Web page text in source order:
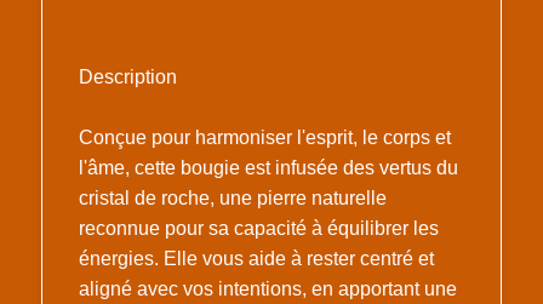
Description
Conçue pour harmoniser l'esprit, le corps et
l'âme, cette bougie est infusée des vertus du
cristal de roche, une pierre naturelle
reconnue pour sa capacité à équilibrer les
énergies. Elle vous aide à rester centré et
aligné avec vos intentions, en apportant une